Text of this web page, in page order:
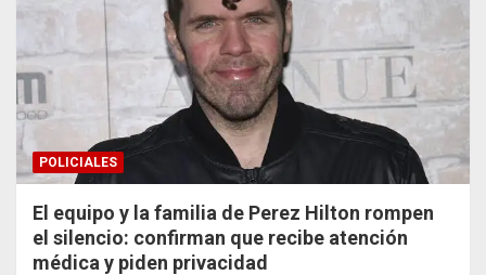
POLICIALES
El equipo y la familia de Perez Hilton rompen
el silencio: confirman que recibe atención
médica y piden privacidad